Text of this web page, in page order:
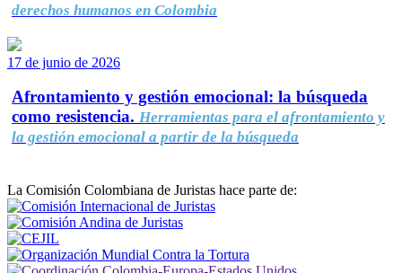
derechos humanos en Colombia
17 de junio de 2026
Afrontamiento y gestión emocional: la búsqueda
como resistencia. Herramientas para el afrontamiento y
la gestión emocional a partir de la búsqueda
La Comisión Colombiana de Juristas hace parte de: